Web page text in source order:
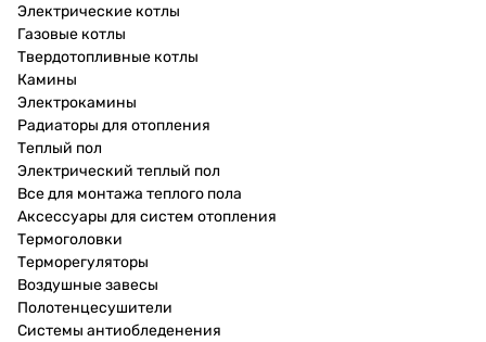
Электрические котлы
Газовые котлы
Твердотопливные котлы
Камины
Электрокамины
Радиаторы для отопления
Теплый пол
Электрический теплый пол
Все для монтажа теплого пола
Аксессуары для систем отопления
Термоголовки
Терморегуляторы
Воздушные завесы
Полотенцесушители
Системы антиобледенения